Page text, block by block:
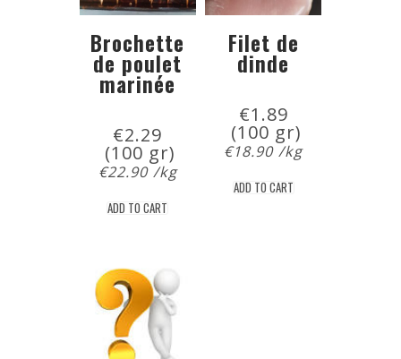
Brochette
de poulet
marinée
€2.29
(100 gr)
€22.90 /kg
ADD TO CART
Filet de
dinde
€1.89
(100 gr)
€18.90 /kg
ADD TO CART